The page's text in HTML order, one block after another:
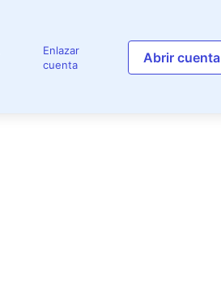
Enlazar
cuenta
Abrir cuenta